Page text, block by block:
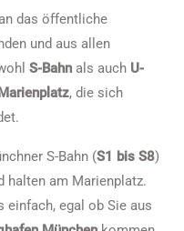
das öffentliche
und aus allen
S-Bahn als auch U-
, die sich
S-Bahn (S1 bis S8)
halten am Marienplatz.
einfach, egal ob Sie aus